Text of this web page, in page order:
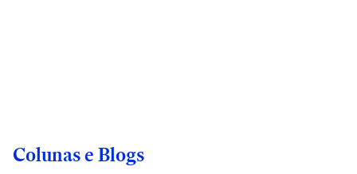
Colunas e Blogs